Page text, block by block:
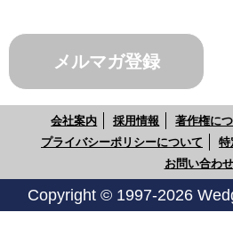
メルマガ登録
会社案内 採用情報 著作権に
プライバシーポリシーについて
特
お問い合わせ
Copyright © 1997-2026